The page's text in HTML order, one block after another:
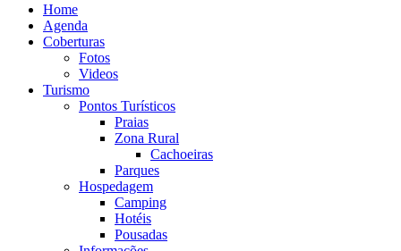
Home
Agenda
Coberturas
Fotos
Videos
Turismo
Pontos Turísticos
Praias
Zona Rural
Cachoeiras
Parques
Hospedagem
Camping
Hotéis
Pousadas